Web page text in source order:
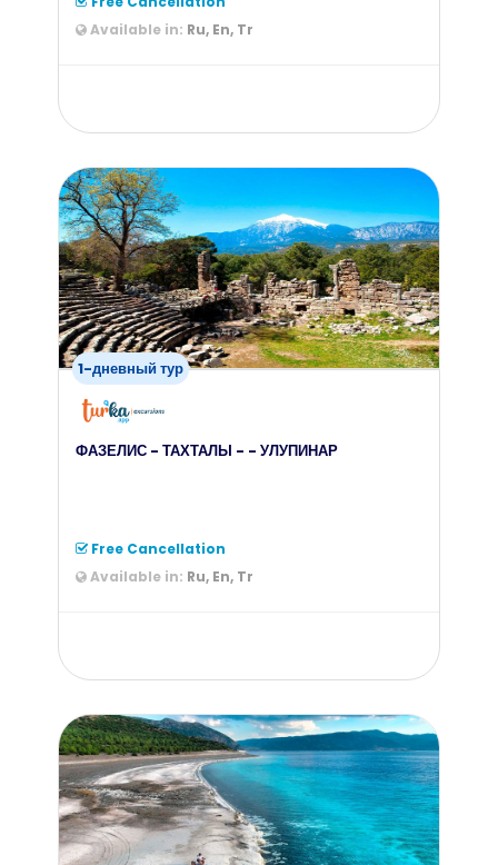
Available in: Ru, En, Tr
from
$90
1-дневный тур
ФАЗЕЛИС - ТАХТАЛЫ - - УЛУПИНАР
Free Cancellation
Available in: Ru, En, Tr
from
$50